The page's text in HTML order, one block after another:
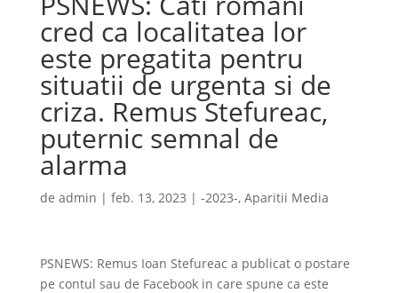
cred ca localitatea lor
este pregatita pentru
situatii de urgenta si de
criza. Remus Stefureac,
puternic semnal de
alarma
de admin | feb. 13, 2023 | -2023-, Aparitii Media
PSNEWS: Remus Ioan Stefureac a publicat o postare
pe contul sau de Facebook in care spune ca este